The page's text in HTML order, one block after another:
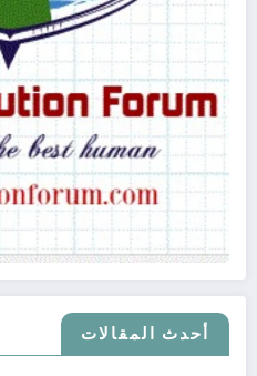
يناير 21, 2024
الأنساق البنيوية في ثلاثيات
أحدث المقالات